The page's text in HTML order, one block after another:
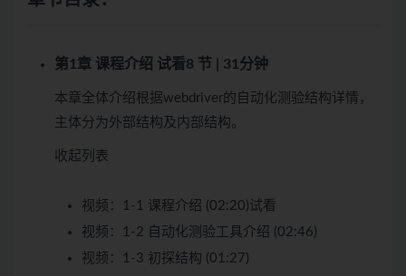
第1章 课程介绍 试看8 节 | 31分钟
本章全体介绍根据webdriver的自动化测验结构详情，
主体分为外部结构及内部结构。
收起列表
视频： 1-1 课程介绍 (02:20)试看
视频：
1-2 自动化测验工具介绍 (02:46)
视频：
1-3 初探结构 (01:27)